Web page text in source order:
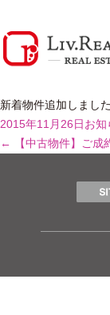
新着物件追加しました
2015年11月26日 お知
←
【中古物件】ご成